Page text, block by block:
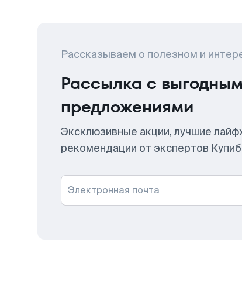
Рассказываем о полезном и
Рассылка с
предложениями
Эксклюзивные акции, лучшие
рекомендации от экспертов
Электронная почта